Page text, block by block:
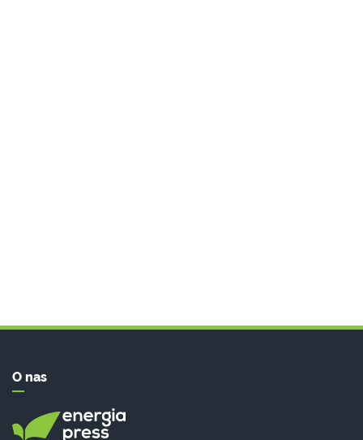
O nas